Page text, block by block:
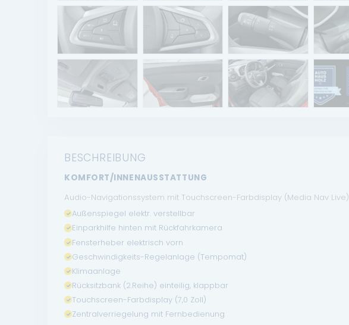
BESCHREIBUNG
KOMFORT/INNENAUSSTATTUNG
Audio-Navigationssystem mit Touchscreen-Farbdisplay (Media Nav Live)
Außenspiegel elektr. verstellbar
Einparkhilfe hinten mit Rückfahrkamera
Fensterheber elektrisch vorn
Geschwindigkeits-Regelanlage (Tempomat)
Klimaanlage
Rücksitzbank (2.Reihe) einteilig, klappbar
Touchscreen-Farbdisplay (7,0 Zoll)
Zentralverriegelung mit Fernbedienung